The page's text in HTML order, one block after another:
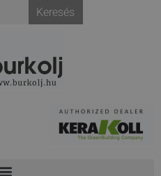
Keresés